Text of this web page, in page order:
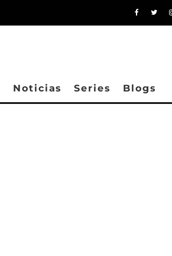
Noticias Series Blogs